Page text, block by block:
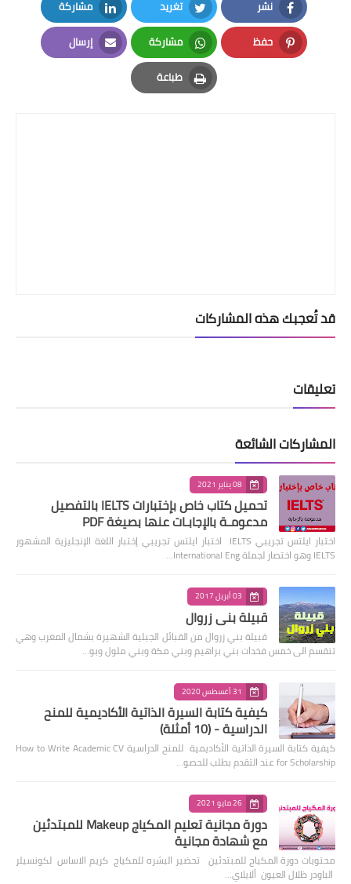
نشر
Facebook
تغريد
Twitter
مشاركة
LinkedIn
حفظ
Pinterest
مشاركة
Whatsapp
إرسال
Email
طباعة
Print
قد تُعجبك هذه المشاركات
تعليقات
المشاركات الشائعة
08 يناير 2021
تحميل كتاب خاص بإختبارات IELTS بالتفصيل
مدعومـة بالإجابـات عنها بصيغة PDF
اختبار ايلتس تجريبي IELTS اختبار ايلتس تجريبي إختبار اللغة الإنجليزية المشهور
IELTS وهو اختصار لجملة International Eng…
03 أبريل 2017
قبيلة بني زروال
قبيلة بني زروال من القبائل الجبلية الشهيرة بشمال المغرب وهي
تنقسم الى خمس فخدات بني براهيم وبني مكة وبني ملول وبو…
31 أغسطس 2020
كيفية كتابة السيرة الذاتية الأكاديمية للمنح
الدراسية - (10 أمثلة)
كيفية كتابة السيرة الذاتية الأكاديمية للمنح الدراسية How to Write Academic CV
for Scholarship عند التقدم بطلب للحصو…
26 مايو 2021
دورة مجانية تعليم المكياج Makeup للمبتدئين
مع شهادة مجانية
محتويات دورة المكياج للمبتدئين تحضير البشره للمكياج كريم الاساس لكونسيلر
الباودر ظلال العيون ألايلاي…